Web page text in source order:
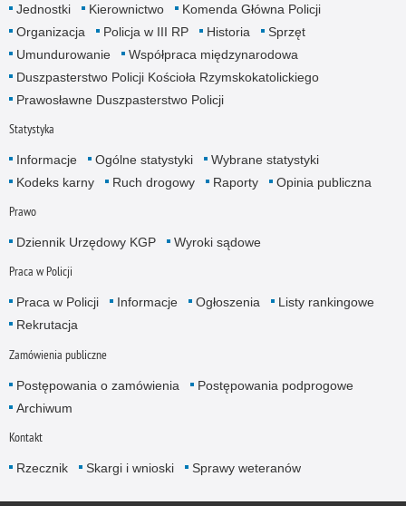
Jednostki Kierownictwo
Komenda Główna Policji
Organizacja
Policja w III RP Historia
Sprzęt
Umundurowanie
Współpraca międzynarodowa
Duszpasterstwo Policji Kościoła Rzymskokatolickiego
Prawosławne Duszpasterstwo Policji
Statystyka
Informacje Ogólne statystyki
Wybrane statystyki
Kodeks karny
Ruch drogowy Raporty Opinia publiczna
Prawo
Dziennik Urzędowy KGP Wyroki sądowe
Praca w Policji
Praca w Policji Informacje Ogłoszenia
Listy rankingowe
Rekrutacja
Zamówienia publiczne
Postępowania o zamówienia
Postępowania podprogowe
Archiwum
Kontakt
Rzecznik Skargi i wnioski Sprawy weteranów